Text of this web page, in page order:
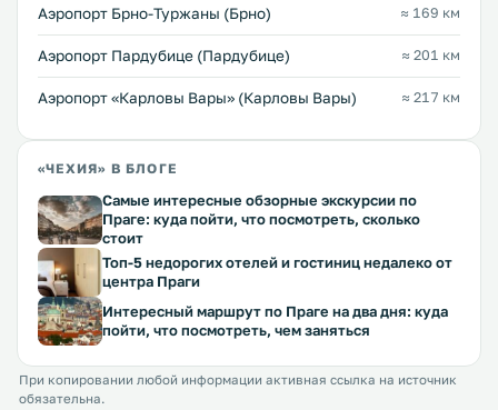
Аэропорт Брно-Туржаны (Брно) ≈ 169 км
Аэропорт Пардубице (Пардубице) ≈ 201 км
Аэропорт «Карловы Вары» (Карловы Вары) ≈ 217 км
«ЧЕХИЯ» В БЛОГЕ
Самые интересные обзорные экскурсии по
Праге: куда пойти, что посмотреть, сколько
стоит
Топ-5 недорогих отелей и гостиниц недалеко от
центра Праги
Интересный маршрут по Праге на два дня: куда
пойти, что посмотреть, чем заняться
При копировании любой информации активная ссылка на источник
обязательна.